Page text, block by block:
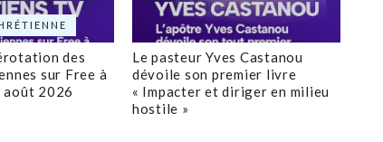
des
sur Free à
août 2026
Le pasteur Yves Castanou
dévoile son premier livre
« Impacter et diriger en milieu
hostile »